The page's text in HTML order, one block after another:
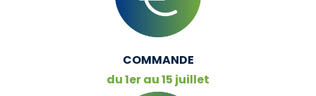
COMMANDE
du 1er au 15 juillet